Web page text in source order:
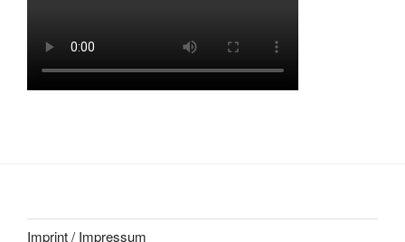
Imprint / Impressum